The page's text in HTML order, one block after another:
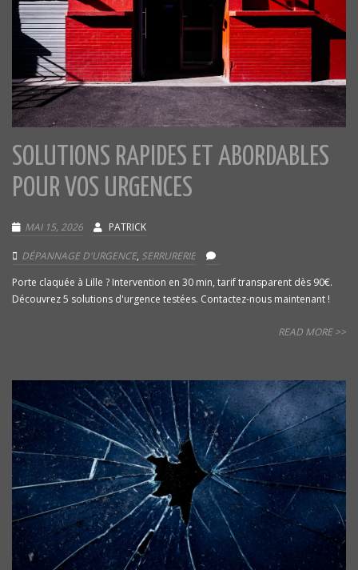
SOLUTIONS RAPIDES ET ABORDABLES
POUR VOS URGENCES
MAI 15, 2026 PATRICK
DÉPANNAGE D'URGENCE, SERRURERIE
Porte claquée à Lille ? Intervention en 30 min, tarif transparent dès 90€.
Découvrez 5 solutions d'urgence testées. Contactez-nous maintenant !
READ MORE >>